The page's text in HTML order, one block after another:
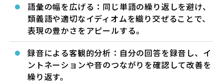
語彙の幅を広げる：同じ単語の繰り返しを避け、
類義語や適切なイディオムを織り交ぜることで、
表現の豊かさをアピールする。
録音による客観的分析：自分の回答を録音し、イ
ントネーションや音のつながりを確認して改善を
繰り返す。